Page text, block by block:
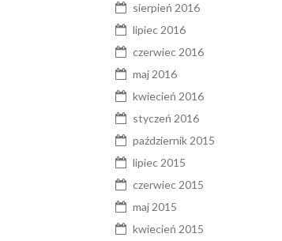
sierpień 2016
lipiec 2016
czerwiec 2016
maj 2016
kwiecień 2016
styczeń 2016
październik 2015
lipiec 2015
czerwiec 2015
maj 2015
kwiecień 2015